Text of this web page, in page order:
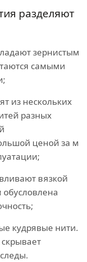
разделяют
зернистым
самыми
из нескольких
разных
ценой за м
вязкой
обусловлена
кудрявые нити.